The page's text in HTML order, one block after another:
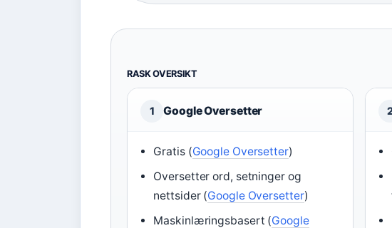
RASK OVERSIKT
1 Google Oversetter
Gratis (Google Oversetter)
Oversetter ord, setninger og
nettsider (Google Oversetter)
Maskinlæringsbasert (Google